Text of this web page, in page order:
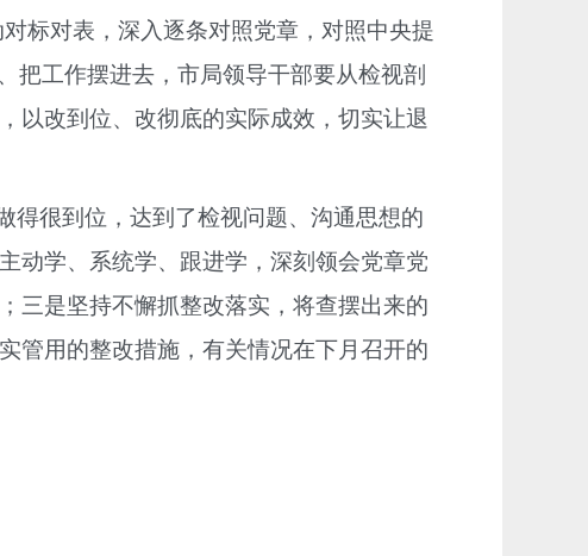
标对表，深入逐条对照党章，对照中央提
把工作摆进去，市局领导干部要从检视剖
以改到位、改彻底的实际成效，切实让退
得很到位，达到了检视问题、沟通思想的
动学、系统学、跟进学，深刻领会党章党
三是坚持不懈抓整改落实，将查摆出来的
管用的整改措施，有关情况在下月召开的